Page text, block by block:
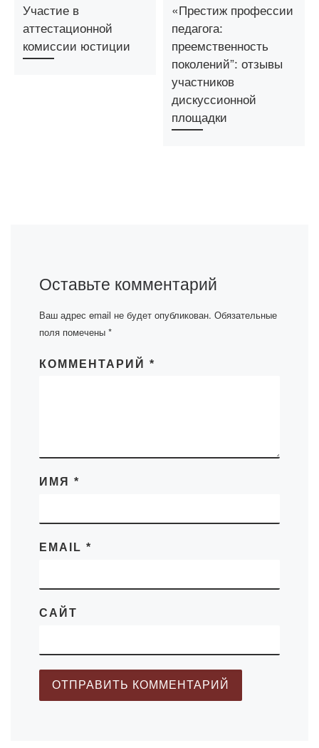
Участие в
аттестационной
комиссии юстиции
«Престиж профессии
педагога:
преемственность
поколений”: отзывы
участников
дискуссионной
площадки
Оставьте комментарий
Ваш адрес email не будет опубликован. Обязательные
поля помечены *
КОММЕНТАРИЙ *
ИМЯ *
EMAIL *
САЙТ